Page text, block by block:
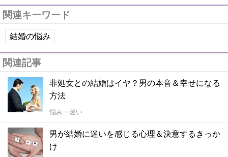
関連キーワード
結婚の悩み
関連記事
非処女との結婚はイヤ？男の本音＆幸せになる
方法
悩み・迷い
男が結婚に迷いを感じる心理＆決意するきっか
け